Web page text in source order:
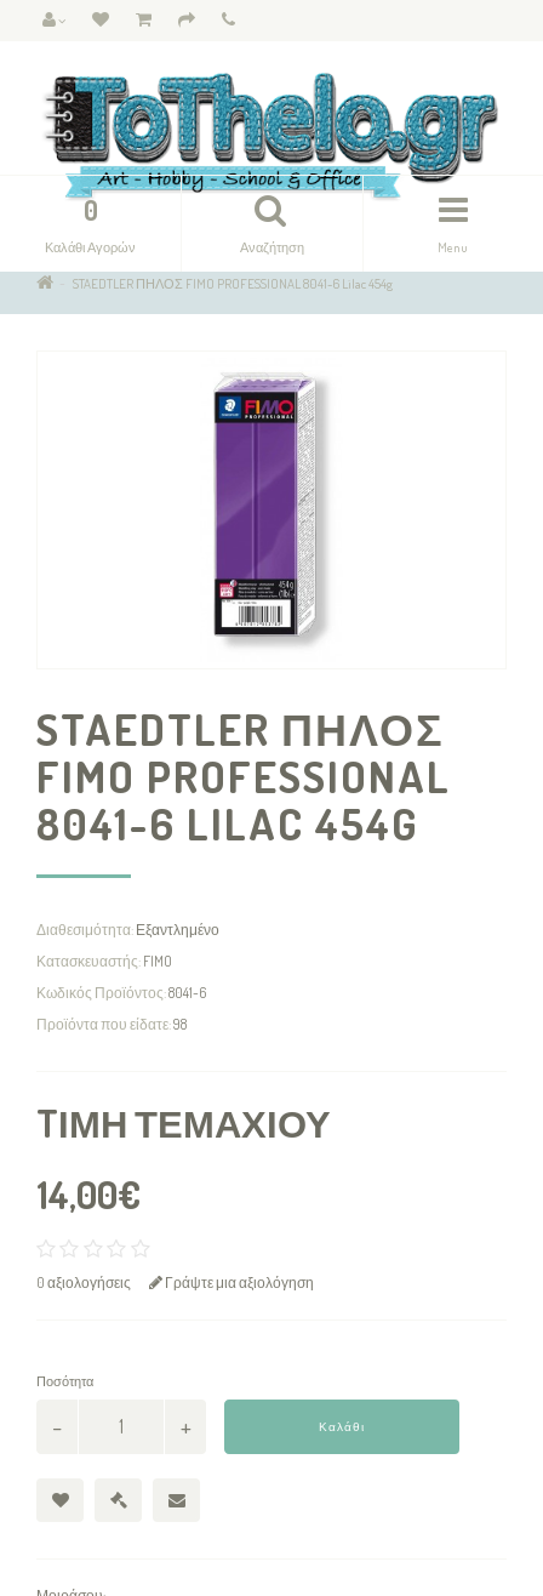
Menu
Αναζήτηση
0
Καλάθι Αγορών
STAEDTLER ΠΗΛΟΣ FIMO PROFESSIONAL 8041-6 Lilac 454g
STAEDTLER ΠΗΛΟΣ
FIMO PROFESSIONAL
8041-6 LILAC 454G
Διαθεσιμότητα: Εξαντλημένο
Κατασκευαστής: FIMO
Κωδικός Προϊόντος:8041-6
Προϊόντα που είδατε:98
TΙΜΉ ΤΕΜΑΧΊΟΥ
14,00€
0 αξιολογήσεις Γράψτε μια αξιολόγηση
Ποσότητα
Καλάθι